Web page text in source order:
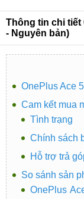
Thông tin chi tiết
- Nguyên bản)
OnePlus Ace
Cam kết mua
Tình trạng
Chính sách
Hỗ trợ trả
So sánh sản
OnePlus